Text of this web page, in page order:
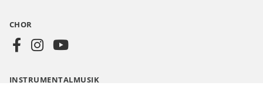
CH
CHOR
INSTRUMENTALMUSIK